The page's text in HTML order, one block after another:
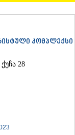
კომპლექსი
28